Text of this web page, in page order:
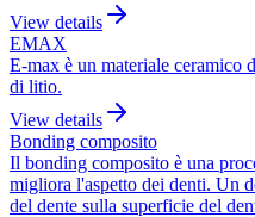
View details
EMAX
E-max è un materiale ceramico
di litio.
View details
Bonding composito
Il bonding composito è una
migliora l'aspetto dei denti. Un
del dente sulla superficie del